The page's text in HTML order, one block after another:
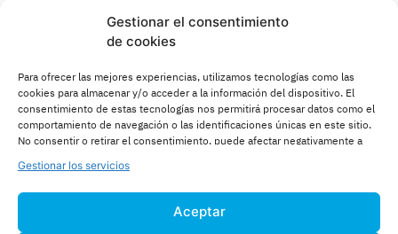
Gestionar el consentimiento
de cookies
Para ofrecer las mejores experiencias, utilizamos tecnologías como las
cookies para almacenar y/o acceder a la información del dispositivo. El
consentimiento de estas tecnologías nos permitirá procesar datos como el
comportamiento de navegación o las identificaciones únicas en este sitio.
No consentir o retirar el consentimiento, puede afectar negativamente a
Gestionar los servicios
Aceptar
PASIÓN
Creemos intensamente que ningún proyecto puede
avanzar sin una vinculación más allá de la simple
humana se fomentan y desarrollan en la cultura del
sentimiento de pertenencia, de sentimiento del
deber, y la lealtad a las ideas compartidas.